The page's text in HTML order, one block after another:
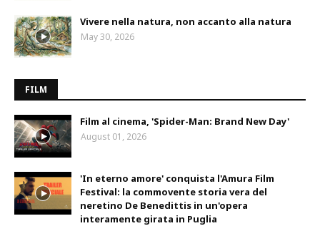
Vivere nella natura, non accanto alla natura
May 30, 2026
FILM
Film al cinema, 'Spider-Man: Brand New Day'
August 01, 2026
'In eterno amore' conquista l'Amura Film
Festival: la commovente storia vera del
neretino De Benedittis in un'opera
interamente girata in Puglia